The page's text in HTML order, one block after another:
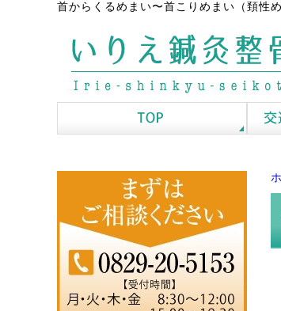
首からくるめまい〜首こりめまい（頚性め